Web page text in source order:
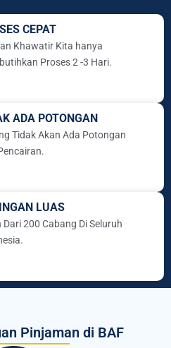
CEPAT
Khawatir Kita hanya
Proses 2 -3 Hari.
ADA POTONGAN
Tidak Akan Ada Potongan
LUAS
Dari 200 Cabang Di Seluruh
Pinjaman di BAF